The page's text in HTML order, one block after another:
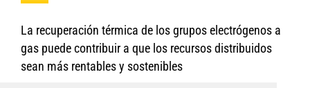
La recuperación térmica de los grupos electrógenos a
gas puede contribuir a que los recursos distribuidos
sean más rentables y sostenibles